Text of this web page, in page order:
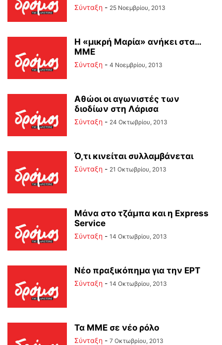
Σύνταξη - 25 Νοεμβρίου, 2013
Η «μικρή Μαρία» ανήκει στα…
ΜΜΕ
Σύνταξη - 4 Νοεμβρίου, 2013
Αθώοι οι αγωνιστές των
διοδίων στη Λάρισα
Σύνταξη - 24 Οκτωβρίου, 2013
Ό,τι κινείται συλλαμβάνεται
Σύνταξη - 21 Οκτωβρίου, 2013
Μάνα στο τζάμπα και η Express
Service
Σύνταξη - 14 Οκτωβρίου, 2013
Νέο πραξικόπημα για την ΕΡΤ
Σύνταξη - 14 Οκτωβρίου, 2013
Τα ΜΜΕ σε νέο ρόλο
Σύνταξη - 7 Οκτωβρίου, 2013